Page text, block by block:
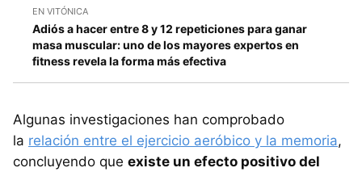
EN VITÓNICA
Adiós a hacer entre 8 y 12 repeticiones para ganar
masa muscular: uno de los mayores expertos en
fitness revela la forma más efectiva
Algunas investigaciones han comprobado
la relación entre el ejercicio aeróbico y la memoria,
concluyendo que existe un efecto positivo del